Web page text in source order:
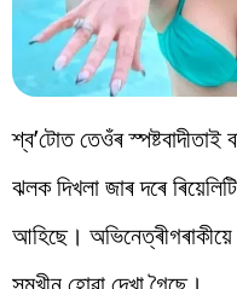
শ্ব’টোত তেওঁৰ
ঝলক দিখলা জাৰ দৰে
আহিছে।